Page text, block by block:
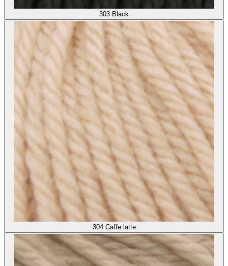
303 Black
304 Caffe latte